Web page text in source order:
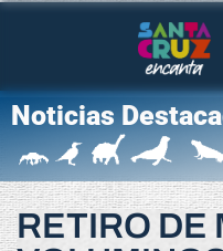
Noticias
RETIRO DE